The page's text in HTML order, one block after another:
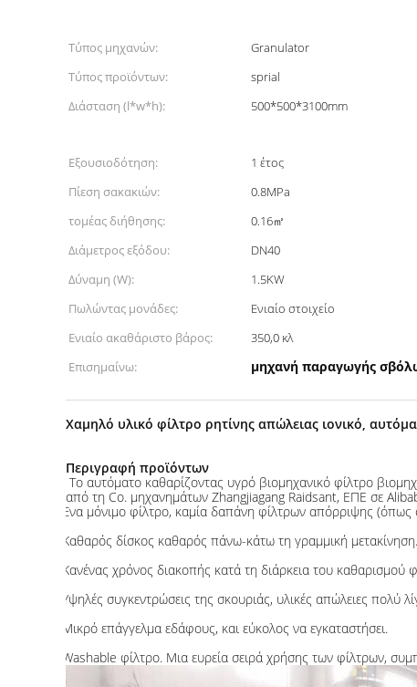
Τύπος μηχανών: Granulator
Τύπος προϊόντων:
sprial
Διάσταση (l*w*h):
500*500*3100mm
Εξουσιοδότηση:
1 έτος
Πίεση σακακιών:
0.8MPa
τομέας διήθησης:
0.16㎡
Διάμετρος εξόδου:
DN40
Δύναμη (W):
1.5KW
Πωλώντας μονάδες:
Ενιαίο στοιχείο
Ενιαίο ακαθάριστο βάρος:
350,0 κλ
Επισημαίνω:
μηχανή παραγωγής
Χαμηλό υλικό φίλτρο ρητίνης απώλειας ιονικό,
Περιγραφή προϊόντων
Το αυτόματο καθαρίζοντας υγρό βιομηχανικό φίλτρο
από τη Co. μηχανημάτων Zhangjiagang Raidsant, ΕΠΕ σε
Ένα μόνιμο φίλτρο, καμία δαπάνη φίλτρων απόρριψης (όπως
Καθαρός δίσκος καθαρός πάνω-κάτω τη γραμμική
Κανένας χρόνος διακοπής κατά τη διάρκεια του καθαρισμού
Υψηλές συγκεντρώσεις της σκουριάς, υλικές απώλειες πολύ
Μικρό επάγγελμα εδάφους, και εύκολος να εγκαταστήσει.
Washable φίλτρο. Μια ευρεία σειρά χρήσης των φίλτρων,